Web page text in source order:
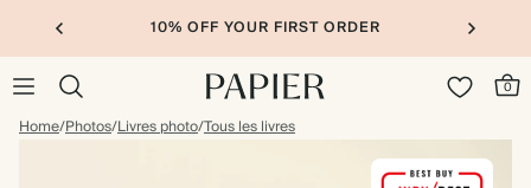
10% OFF YOUR FIRST ORDER
0
Home/Photos/Livres photo/Tous les livres